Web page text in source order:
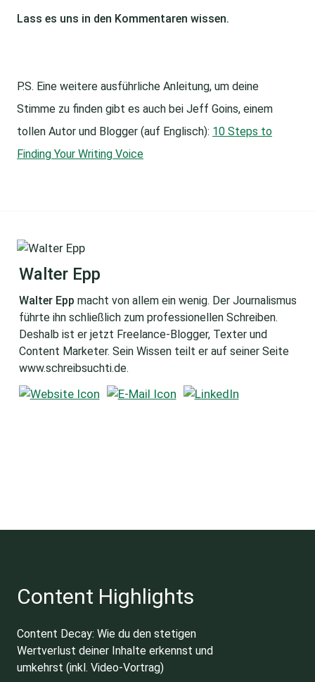
Lass es uns in den Kommentaren wissen.
P.S. Eine weitere ausführliche Anleitung, um deine
Stimme zu finden gibt es auch bei Jeff Goins, einem
tollen Autor und Blogger (auf Englisch): 10 Steps to
Finding Your Writing Voice
Walter Epp
Walter Epp macht von allem ein wenig. Der Journalismus
führte ihn schließlich zum professionellen Schreiben.
Deshalb ist er jetzt Freelance-Blogger, Texter und
Content Marketer. Sein Wissen teilt er auf seiner Seite
www.schreibsuchti.de.
Content Highlights
Content Decay: Wie du den stetigen
Wertverlust deiner Inhalte erkennst und
umkehrst (inkl. Video-Vortrag)